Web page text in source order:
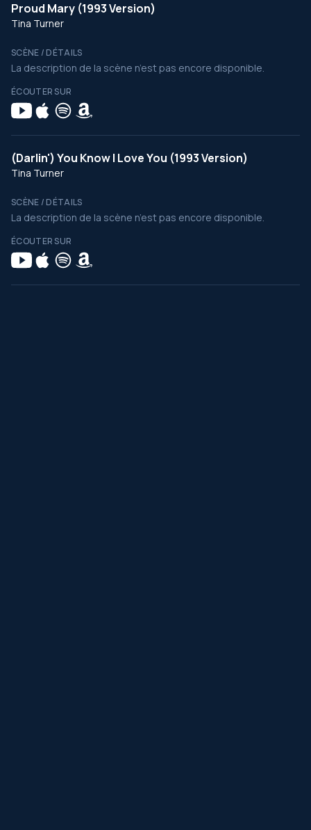
Proud Mary (1993 Version)
Tina Turner
SCÈNE / DÉTAILS
La description de la scène n’est pas encore disponible.
ÉCOUTER SUR
(Darlin') You Know I Love You (1993 Version)
Tina Turner
SCÈNE / DÉTAILS
La description de la scène n’est pas encore disponible.
ÉCOUTER SUR